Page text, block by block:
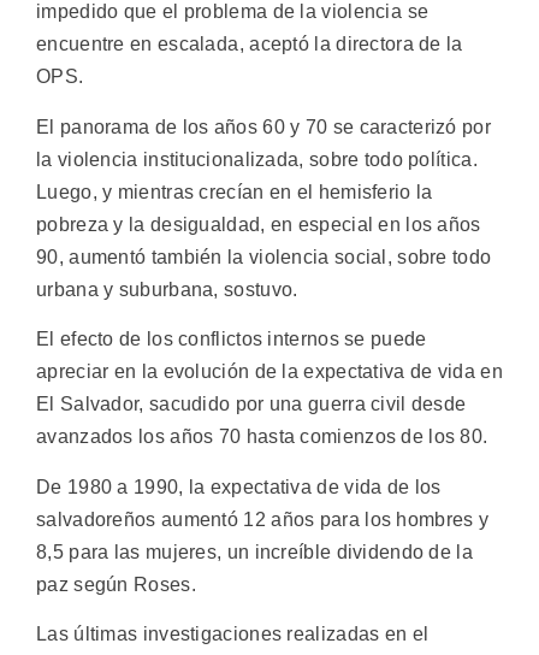
impedido que el problema de la violencia se
encuentre en escalada, aceptó la directora de la
OPS.
El panorama de los años 60 y 70 se caracterizó por
la violencia institucionalizada, sobre todo política.
Luego, y mientras crecían en el hemisferio la
pobreza y la desigualdad, en especial en los años
90, aumentó también la violencia social, sobre todo
urbana y suburbana, sostuvo.
El efecto de los conflictos internos se puede
apreciar en la evolución de la expectativa de vida en
El Salvador, sacudido por una guerra civil desde
avanzados los años 70 hasta comienzos de los 80.
De 1980 a 1990, la expectativa de vida de los
salvadoreños aumentó 12 años para los hombres y
8,5 para las mujeres, un increíble dividendo de la
paz según Roses.
Las últimas investigaciones realizadas en el